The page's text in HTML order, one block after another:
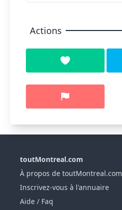
Actions
toutMontreal.com
À propos de toutMontreal.com
Inscrivez-vous à l'annuaire
Aide / Faq